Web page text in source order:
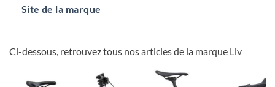
Site de la marque
Ci-dessous, retrouvez tous nos articles de la marque Liv